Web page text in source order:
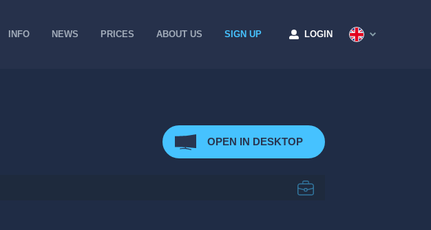
INFO NEWS PRICES ABOUT US SIGN UP LOGIN
OPEN IN DESKTOP